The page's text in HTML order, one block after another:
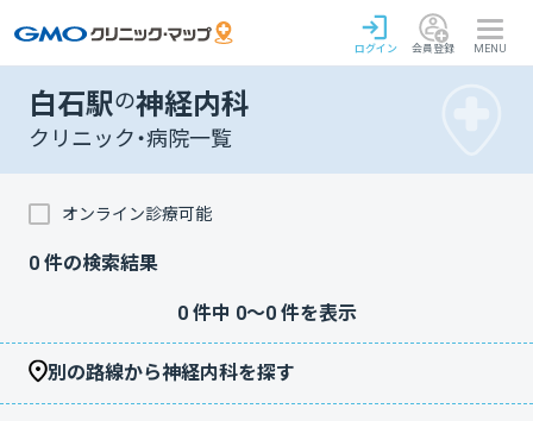
ログイン 会員登録 MENU
白石駅の神経内科
クリニック・病院一覧
オンライン診療可能
0 件の検索結果
0件中 0〜0件を表示
別の路線から神経内科を探す